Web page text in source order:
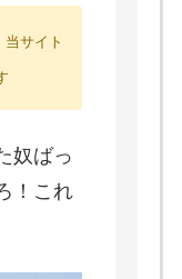
サイト
奴ばっ
！これ